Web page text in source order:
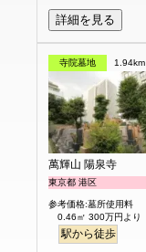
詳細を見る
寺院墓地 1.94km
萬輝山 陽泉寺
東京都 港区
参考価格:墓所使用料
0.46㎡ 300万円より
駅から徒歩